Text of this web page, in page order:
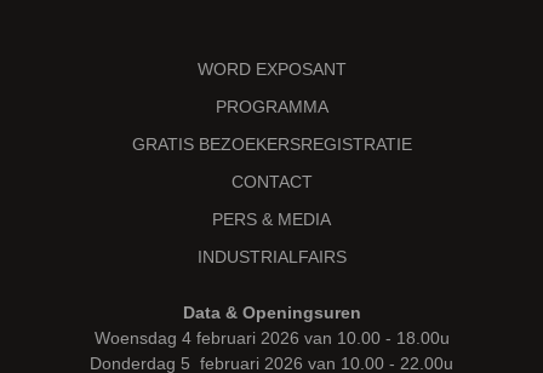
WORD EXPOSANT
PROGRAMMA
GRATIS BEZOEKERSREGISTRATIE
CONTACT
PERS & MEDIA
INDUSTRIALFAIRS
Data & Openingsuren
Woensdag 4 februari 2026 van 10.00 - 18.00u
Donderdag 5 februari 2026 van 10.00 - 22.00u